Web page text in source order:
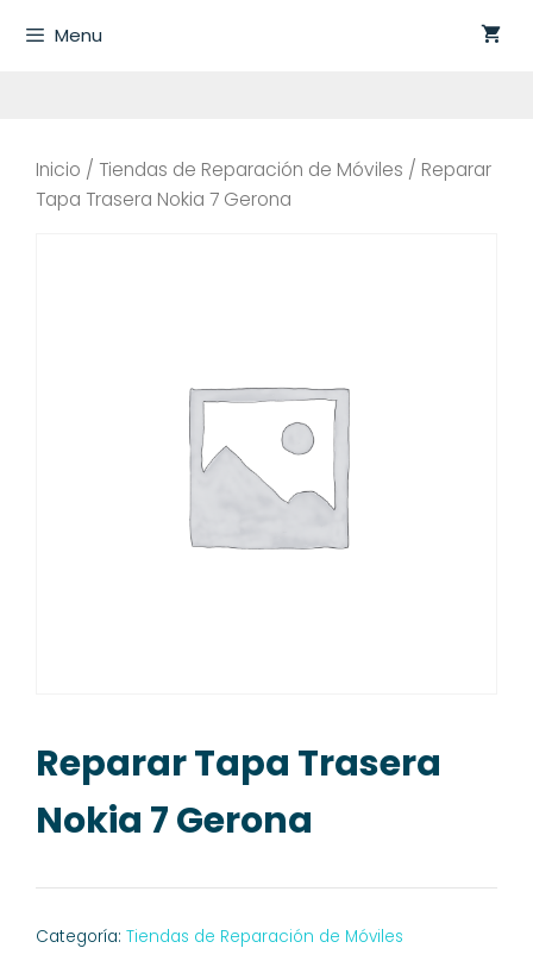
Menu
Inicio / Tiendas de Reparación de Móviles / Reparar
Tapa Trasera Nokia 7 Gerona
Reparar Tapa Trasera
Nokia 7 Gerona
Categoría: Tiendas de Reparación de Móviles